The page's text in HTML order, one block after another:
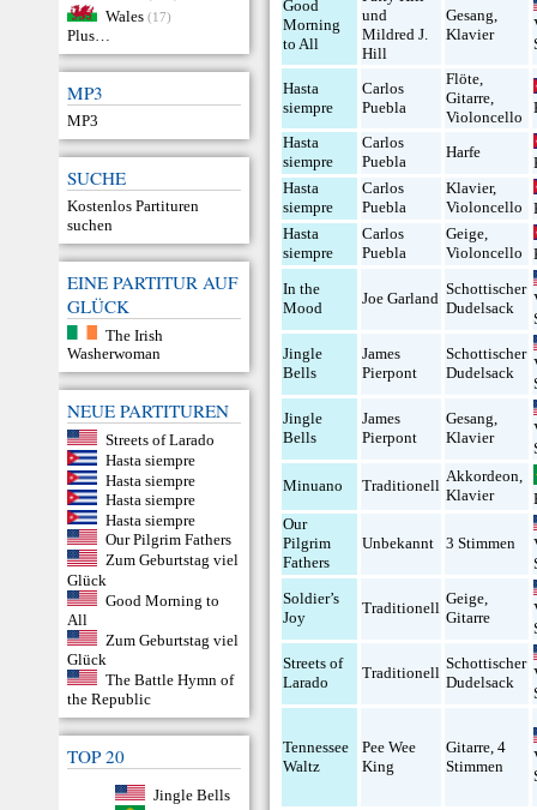
Wales (17)
Plus…
MP3
MP3
SUCHE
Kostenlos Partituren
suchen
EINE PARTITUR AUF
GLÜCK
The Irish
Washerwoman
NEUE PARTITUREN
Streets of Larado
Hasta siempre
Hasta siempre
Hasta siempre
Hasta siempre
Our Pilgrim Fathers
Zum Geburtstag viel
Glück
Good Morning to
All
Zum Geburtstag viel
Glück
The Battle Hymn of
the Republic
TOP 20
Jingle Bells
Good
Morning
to All
und
Mildred J.
Hill
Gesang,
Klavier
Hasta
siempre
Carlos
Puebla
Flöte,
Gitarre,
Violoncello
Hasta
siempre
Carlos
Puebla
Harfe
Hasta
siempre
Carlos
Puebla
Klavier,
Violoncello
Hasta
siempre
Carlos
Puebla
Geige,
Violoncello
In the
Mood
Joe Garland
Schottischer
Dudelsack
Jingle
Bells
James
Pierpont
Schottischer
Dudelsack
Jingle
Bells
James
Pierpont
Gesang,
Klavier
Minuano Traditionell
Akkordeon,
Klavier
Our
Pilgrim
Fathers
Unbekannt 3 Stimmen
Soldier’s
Joy
Traditionell
Geige,
Gitarre
Streets of
Larado
Traditionell
Schottischer
Dudelsack
Tennessee
Waltz
Pee Wee
King
Gitarre,4
Stimmen